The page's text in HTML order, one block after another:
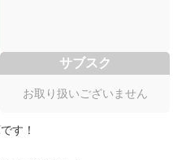
サブスク
お取り扱いございません
す！